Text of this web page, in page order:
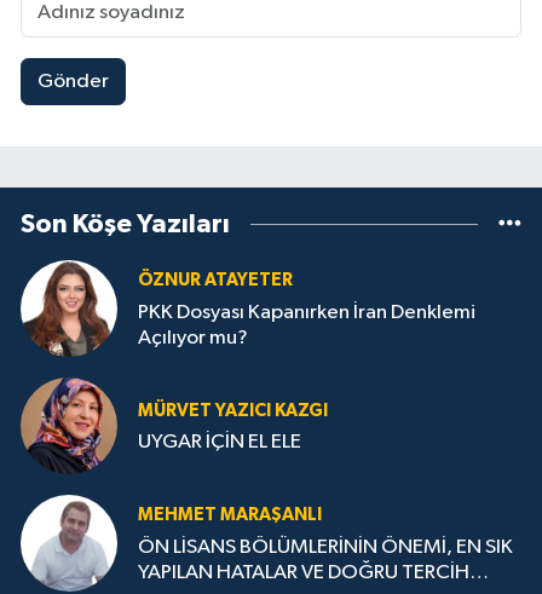
Gönder
Son Köşe Yazıları
ÖZNUR ATAYETER
PKK Dosyası Kapanırken İran Denklemi
Açılıyor mu?
MÜRVET YAZICI KAZGI
UYGAR İÇİN EL ELE
MEHMET MARAŞANLI
ÖN LİSANS BÖLÜMLERİNİN ÖNEMİ, EN SIK
YAPILAN HATALAR VE DOĞRU TERCİH